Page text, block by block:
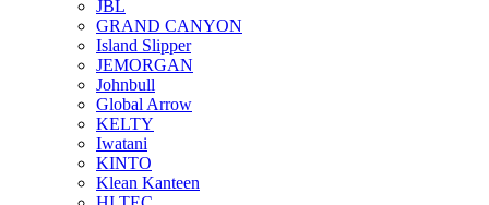
JBL
GRAND CANYON
Island Slipper
JEMORGAN
Johnbull
Global Arrow
KELTY
Iwatani
KINTO
Klean Kanteen